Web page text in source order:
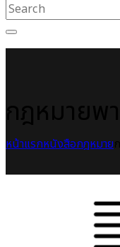
หน้าแรกหนังสือกฎหมาย